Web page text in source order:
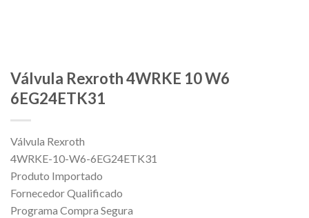
Válvula Rexroth 4WRKE 10 W6
6EG24ETK31
Válvula Rexroth
4WRKE-10-W6-6EG24ETK31
Produto Importado
Fornecedor Qualificado
Programa Compra Segura